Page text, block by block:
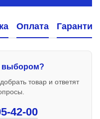
Оплата Гарантия
выбором?
товар и ответят
42-00